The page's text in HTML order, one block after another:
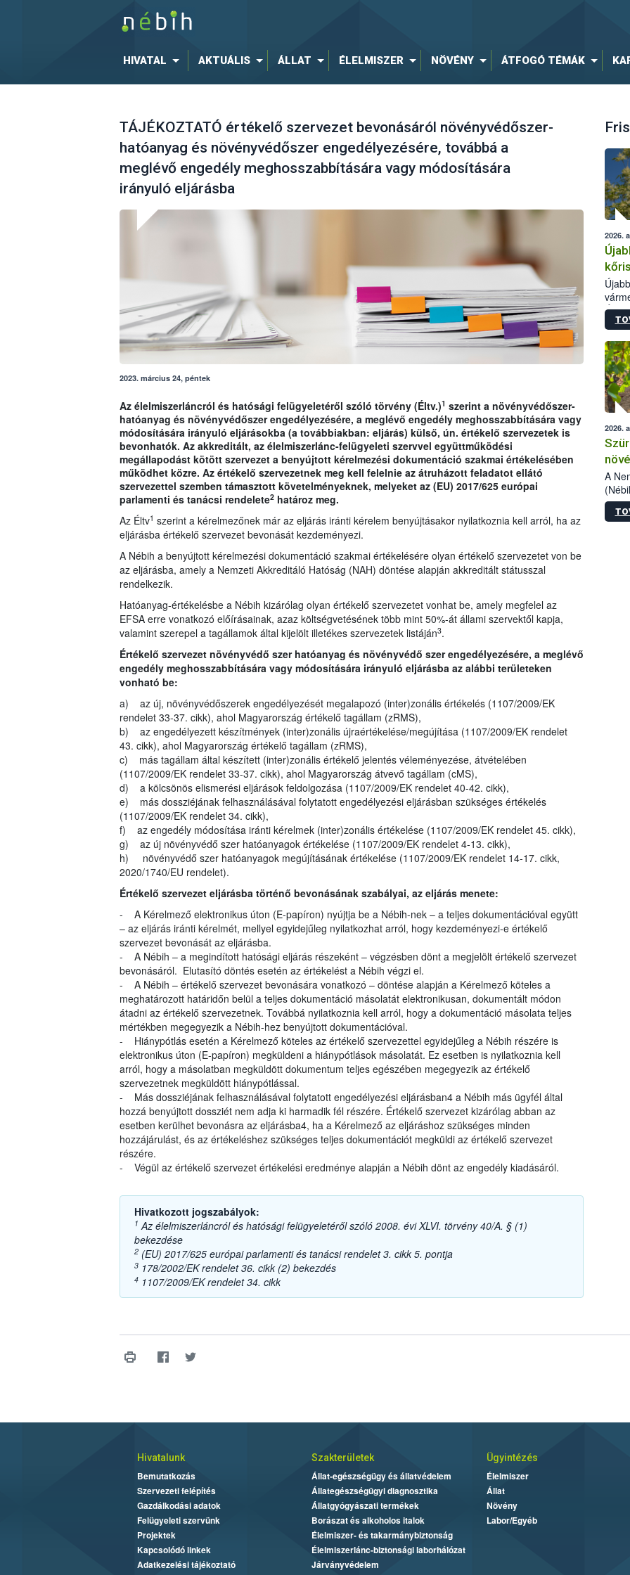
HIVATAL AKTUÁLIS ÁLLAT ÉLELMISZER NÖVÉNY ÁTFOGÓ TÉMÁK
TÁJÉKOZTATÓ értékelő szervezet bevonásáról növényvédőszer-
hatóanyag és növényvédőszer engedélyezésére, továbbá a
meglévő engedély meghosszabbítására vagy módosítására
irányuló eljárásba
2023. március 24, péntek
Az élelmiszerláncról és hatósági felügyeletéről szóló törvény (Éltv.)1 szerint a növényvédőszer-
hatóanyag és növényvédőszer engedélyezésére, a meglévő engedély meghosszabbítására vagy
módosítására irányuló eljárásokba (a továbbiakban: eljárás) külső, ún. értékelő szervezetek is
bevonhatók. Az akkreditált, az élelmiszerlánc-felügyeleti szervvel együttműködési
megállapodást kötött szervezet a benyújtott kérelmezési dokumentáció szakmai értékelésében
működhet közre. Az értékelő szervezetnek meg kell felelnie az átruházott feladatot ellátó
szervezettel szemben támasztott követelményeknek, melyeket az (EU) 2017/625 európai
parlamenti és tanácsi rendelete2határoz meg.
Az Éltv1 szerint a kérelmezőnek már az eljárás iránti kérelem benyújtásakor nyilatkoznia kell arról, ha az
eljárásba értékelő szervezet bevonását kezdeményezi.
A Nébih a benyújtott kérelmezési dokumentáció szakmai értékelésére olyan értékelő szervezetet von be
az eljárásba, amely a Nemzeti Akkreditáló Hatóság (NAH) döntése alapján akkreditált státusszal
rendelkezik.
Hatóanyag-értékelésbe a Nébih kizárólag olyan értékelő szervezetet vonhat be, amely megfelel az
EFSA erre vonatkozó előírásainak, azaz költségvetésének több mint 50%-át állami szervektől kapja,
valamint szerepel a tagállamok által kijelölt illetékes szervezetek listáján3.
Értékelő szervezet növényvédő szer hatóanyag és növényvédő szer engedélyezésére, a meglévő
engedély meghosszabbítására vagy módosítására irányuló eljárásba az alábbi területeken
vonható be:
a) az új, növényvédőszerek engedélyezését megalapozó (inter)zonális értékelés (1107/2009/EK
rendelet 33-37. cikk), ahol Magyarország értékelő tagállam (zRMS),
b) az engedélyezett készítmények (inter)zonális újraértékelése/megújítása (1107/2009/EK rendelet
43. cikk), ahol Magyarország értékelő tagállam (zRMS),
c) más tagállam által készített (inter)zonális értékelő jelentés véleményezése, átvételében
(1107/2009/EK rendelet 33-37. cikk), ahol Magyarország átvevő tagállam (cMS),
d) a kölcsönös elismerési eljárások feldolgozása (1107/2009/EK rendelet 40-42. cikk),
e) más dossziéjának felhasználásával folytatott engedélyezési eljárásban szükséges értékelés
(1107/2009/EK rendelet 34. cikk),
f) az engedély módosítása iránti kérelmek (inter)zonális értékelése (1107/2009/EK rendelet 45. cikk),
g) az új növényvédő szer hatóanyagok értékelése (1107/2009/EK rendelet 4-13. cikk),
h) növényvédő szer hatóanyagok megújításának értékelése (1107/2009/EK rendelet 14-17. cikk,
2020/1740/EU rendelet).
Értékelő szervezet eljárásba történő bevonásának szabályai, az eljárás menete:
- A Kérelmező elektronikus úton (E-papíron) nyújtja be a Nébih-nek – a teljes dokumentációval együtt
– az eljárás iránti kérelmét, mellyel egyidejűleg nyilatkozhat arról, hogy kezdeményezi-e értékelő
szervezet bevonását az eljárásba.
- A Nébih – a megindított hatósági eljárás részeként – végzésben dönt a megjelölt értékelő szervezet
bevonásáról. Elutasító döntés esetén az értékelést a Nébih végzi el.
- A Nébih – értékelő szervezet bevonására vonatkozó – döntése alapján a Kérelmező köteles a
meghatározott határidőn belül a teljes dokumentáció másolatát elektronikusan, dokumentált módon
átadni az értékelő szervezetnek. Továbbá nyilatkoznia kell arról, hogy a dokumentáció másolata teljes
mértékben megegyezik a Nébih-hez benyújtott dokumentációval.
- Hiánypótlás esetén a Kérelmező köteles az értékelő szervezettel egyidejűleg a Nébih részére is
elektronikus úton (E-papíron) megküldeni a hiánypótlások másolatát. Ez esetben is nyilatkoznia kell
arról, hogy a másolatban megküldött dokumentum teljes egészében megegyezik az értékelő
szervezetnek megküldött hiánypótlással.
- Más dossziéjának felhasználásával folytatott engedélyezési eljárásban4 a Nébih más ügyfél által
hozzá benyújtott dossziét nem adja ki harmadik fél részére. Értékelő szervezet kizárólag abban az
esetben kerülhet bevonásra az eljárásba4, ha a Kérelmező az eljáráshoz szükséges minden
hozzájárulást, és az értékeléshez szükséges teljes dokumentációt megküldi az értékelő szervezet
részére.
- Végül az értékelő szervezet értékelési eredménye alapján a Nébih dönt az engedély kiadásáról.
Hivatkozott jogszabályok:
1 Az élelmiszerláncról és hatósági felügyeletéről szóló 2008. évi XLVI. törvény 40/A. § (1)
bekezdése
2(EU) 2017/625 európai parlamenti és tanácsi rendelet 3. cikk 5. pontja
3178/2002/EK rendelet 36. cikk (2) bekezdés
41107/2009/EK rendelet 34. cikk
2026.
2026.
A
Hivatalunk
Bemutatkozás
Szervezeti felépítés
Gazdálkodási adatok
Felügyeleti szervünk
Projektek
Kapcsolódó linkek
Adatkezelési tájékoztató
Szakterületek
Állat-egészségügy és állatvédelem
Állategészségügyi diagnosztika
Állatgyógyászati termékek
Borászat és alkoholos italok
Élelmiszer- és takarmánybiztonság
Élelmiszerlánc-biztonsági laborhálózat
Járványvédelem
Ügyintézés
Élelmiszer
Állat
Növény
Labor/Egyéb